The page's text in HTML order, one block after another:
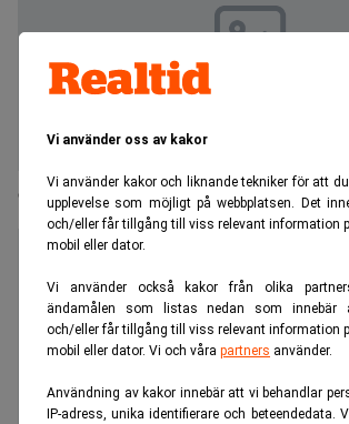
Vi använder oss av kakor
Vi använder kakor och liknande tekniker för att
upplevelse som möjligt på webbplatsen. Det
och/eller får tillgång till viss relevant information
mobil eller dator.
Vi använder också kakor från olika
ändamålen som listas nedan som innebär
och/eller får tillgång till viss relevant information
mobil eller dator. Vi och våra partners använder.
Användning av kakor innebär att vi behandlar
IP-adress, unika identifierare och beteendedata.
Chefanalytikern: Nya tullhot ökar